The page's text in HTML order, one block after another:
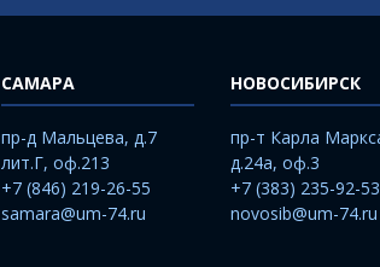
САМАРА
пр-д Мальцева, д.7
лит.Г, оф.213
+7 (846) 219-26-55
samara@um-74.ru
НОВОСИБИРСК
пр-т Карла
д.24а, оф.3
+7 (383) 235-92-53
novosib@um-74.ru